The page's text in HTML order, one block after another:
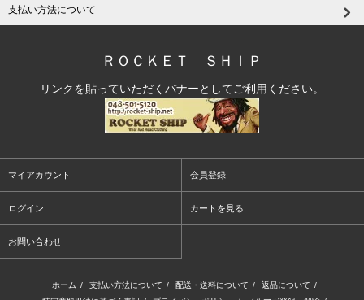
支払い方法について
ＲＯＣＫＥＴ ＳＨＩＰ
リンクを貼っていただくバナーとしてご利用ください。
マイアカウント 会員登録
ログイン カートを見る
お問い合わせ
ホーム / 支払い方法について / 配送・送料について / 返品について /